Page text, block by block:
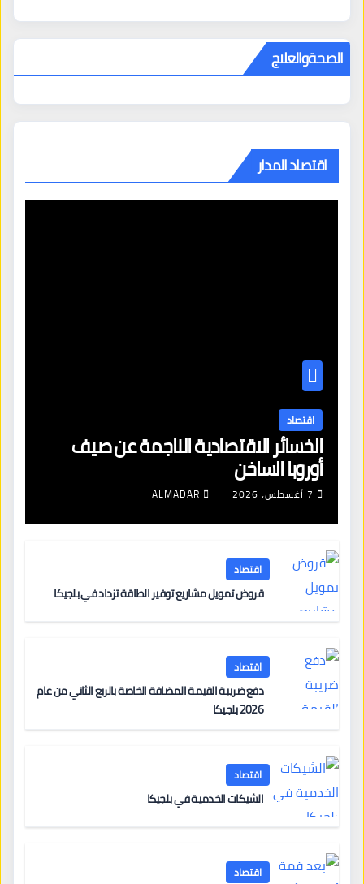
الصحةوالعلاج
اقتصاد المدار
اقتصاد
الخسائر الاقتصادية الناجمة عن صيف
أوروبا الساخن
7 أغسطس، 2026 ALMADAR
اقتصاد
قروض تمويل مشاريع توفير الطاقة تزداد في بلجيكا
اقتصاد
دفع ضريبة القيمة المضافة الخاصة بالربع الثاني من عام
2026 بلجيكا
اقتصاد
الشيكات الخدمية في بلجيكا
اقتصاد